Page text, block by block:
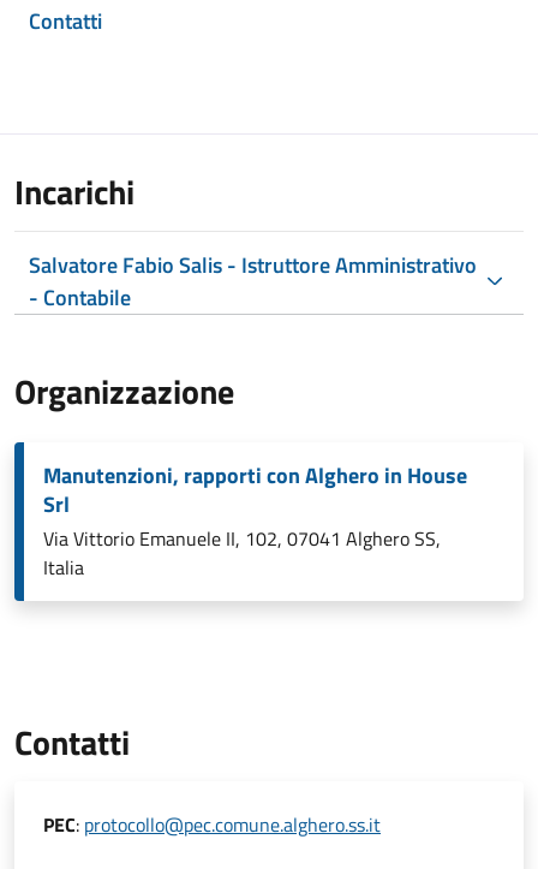
Contatti
Incarichi
Salvatore Fabio Salis - Istruttore Amministrativo
- Contabile
Organizzazione
Manutenzioni, rapporti con Alghero in House
Srl
Via Vittorio Emanuele II, 102, 07041 Alghero SS,
Italia
Contatti
PEC: protocollo@pec.comune.alghero.ss.it